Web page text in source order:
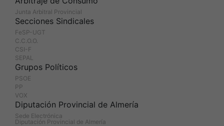
Junta Arbitral Provincial
Secciones Sindicales
FeSP-UGT
C.C.O.O.
CSI-F
SEPAL
Grupos Políticos
PSOE
PP
VOX
Diputación Provincial de Almería
Sede Electrónica
Diputación Provincial de Almería